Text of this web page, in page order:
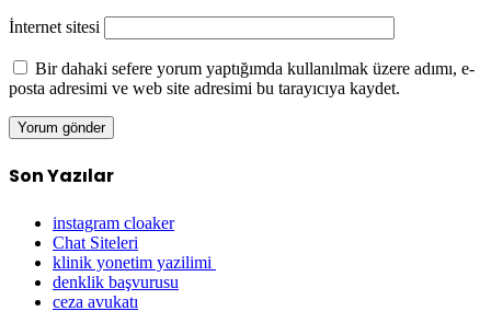
İnternet sitesi
Bir dahaki sefere yorum yaptığımda kullanılmak üzere adımı, e-
posta adresimi ve web site adresimi bu tarayıcıya kaydet.
Son Yazılar
instagram cloaker
Chat Siteleri
klinik yonetim yazilimi
denklik başvurusu
ceza avukatı